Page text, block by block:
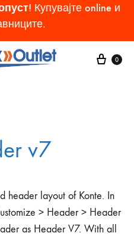
! Купувајте online и
Cart
0
v7
header layout of Konte. In
> Header > Header
as Header V7. With all